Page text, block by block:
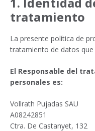
tratamiento
La presente política de
tratamiento de datos que
El Responsable del
personales es:
Vollrath Pujadas SAU
A08242851
Ctra. De Castanyet, 132